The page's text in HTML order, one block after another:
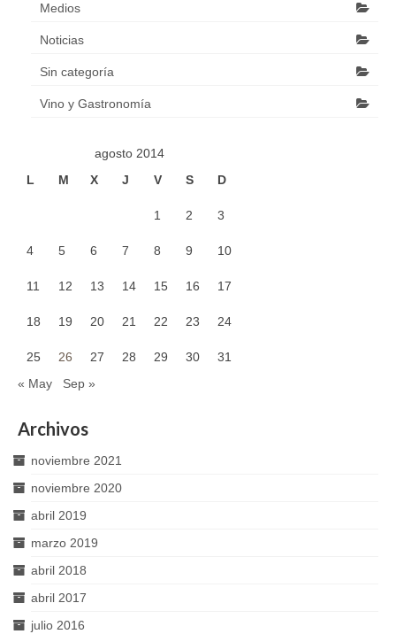
Medios
Noticias
Sin categoría
Vino y Gastronomía
agosto 2014
L
M X J V S D
1 2 3
4 5 6 7 8 9 10
11 12 13 14 15 16 17
18 19 20 21 22 23 24
25 26 27 28 29 30
31
« May
Sep »
Archivos
noviembre 2021
noviembre 2020
abril 2019
marzo 2019
abril 2018
abril 2017
julio 2016